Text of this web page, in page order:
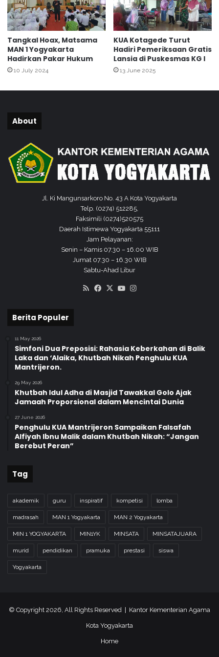
a
m
p
u
B
e
r
i
Tangkal Hoax, Matsama
MAN 1 Yogyakarta
Hadirkan Pakar Hukum
10 July 2024
KUA Kotagede Turut
Hadiri Pemeriksaan Gratis
Lansia di Puskesmas KG I
13 June 2025
About
Jl. Ki Mangunsarkoro No. 43 A Kota Yogyakarta
Telp. (0274) 512285,
Faksimili (0274)520575
Daerah Istimewa Yogyakarta 55111
Jam Pelayanan:
Senin – Kamis 07.30 – 16.00 WIB
Jumat 07.30 – 16.30 WIB
Sabtu-Ahad Libur
RSS Facebook
X YouTube
Berita Populer
11 May 2026
Simfoni Dua Preposisi: Rahasia Keberkahan di Balik
Laka dan ‘Alaika, Khutbah Nikah Penghulu KUA
Mantrijeron.
29 May 2026
Khutbah Idul Adha di Masjid Tawakkal Golo Ajak
Jamaah Proporsional dalam Mencintai Dunia
27 June 2026
Penghulu KUA Mantrijeron Sampaikan Falsafah
Alfiyah Ibnu Malik dalam Khutbah Nikah: “Jangan
Berebut Peran”
Tag
akademik guru inspiratif kompetisi lomba
madrasah MAN 1 Yogyakarta MAN 2 Yogyakarta
MIN 1 YOGYAKARTA MIN1YK MINSATA MINSATAJUARA
murid pendidikan pramuka prestasi siswa
Yogyakarta
© Copyright 2026, All Rights Reserved | Kantor Kementerian Agama
Kota Yogyakarta
Home